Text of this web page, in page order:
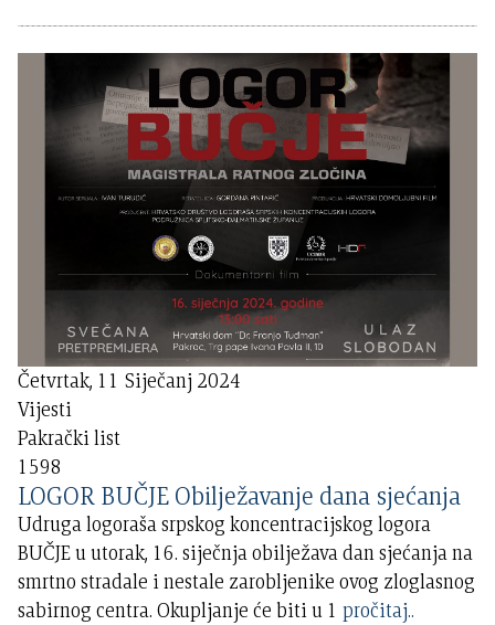
Četvrtak, 11 Siječanj 2024
Vijesti
Pakrački list
1598
LOGOR BUČJE Obilježavanje dana sjećanja
Udruga logoraša srpskog koncentracijskog logora
BUČJE u utorak, 16. siječnja obilježava dan sjećanja na
smrtno stradale i nestale zarobljenike ovog zloglasnog
sabirnog centra. Okupljanje će biti u 1pročitaj..